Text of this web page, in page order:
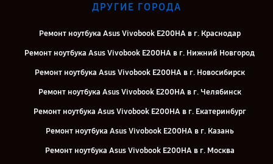
ДРУГИЕ ГОРОДА
Ремонт ноутбука Asus Vivobook E200HA в г. Краснодар
Ремонт ноутбука Asus Vivobook E200HA в г. Нижний Новгород
Ремонт ноутбука Asus Vivobook E200HA в г. Новосибирск
Ремонт ноутбука Asus Vivobook E200HA в г. Челябинск
Ремонт ноутбука Asus Vivobook E200HA в г. Екатеринбург
Ремонт ноутбука Asus Vivobook E200HA в г. Казань
Ремонт ноутбука Asus Vivobook E200HA в г. Москва